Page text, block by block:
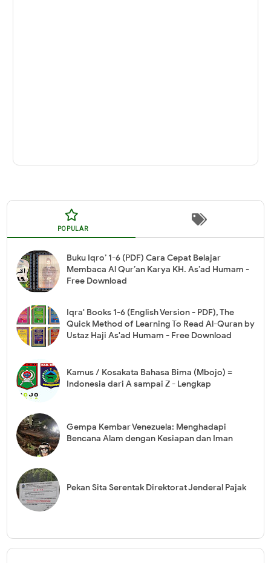
POPULAR
Buku Iqro’ 1-6 (PDF) Cara Cepat Belajar
Membaca Al Qur’an Karya KH. As’ad Humam -
Free Download
Iqra' Books 1-6 (English Version - PDF), The
Quick Method of Learning To Read Al-Quran by
Ustaz Haji As'ad Humam - Free Download
Kamus / Kosakata Bahasa Bima (Mbojo) =
Indonesia dari A sampai Z - Lengkap
Gempa Kembar Venezuela: Menghadapi
Bencana Alam dengan Kesiapan dan Iman
Pekan Sita Serentak Direktorat Jenderal Pajak